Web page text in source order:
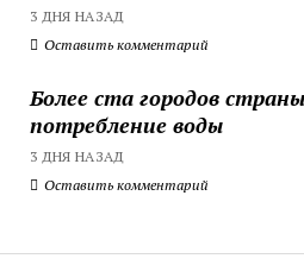
3 ДНЯ НАЗАД
Оставить комментарий
Более ста городов
потребление воды
3 ДНЯ НАЗАД
Оставить комментарий